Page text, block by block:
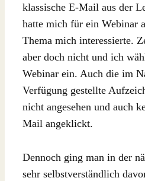
klassische E-Mail aus der
hatte mich für ein Webinar
Thema mich interessierte.
aber doch nicht und ich
Webinar ein. Auch die im
Verfügung gestellte
nicht angesehen und auch
Mail angeklickt.
Dennoch ging man in der
sehr selbstverständlich